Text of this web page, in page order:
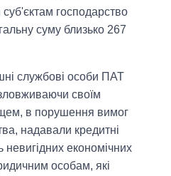
господарство
суму близько 267
службові особи ПАТ
своїм
в порушення вимог
надавали кредитні
невигідних економічних
особам, які